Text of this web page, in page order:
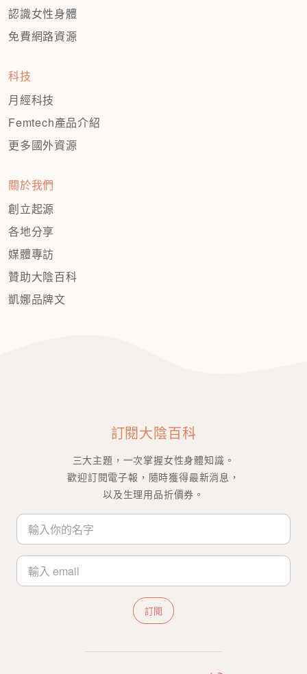
認識女性身體
免費網路資源
科技
月經科技
Femtech產品介紹
更多國外資源
關於我們
創立起源
各地分享
媒體專訪
贊助大陰百科
凱娜品牌文
訂閱大陰百科
三大主題，一次掌握女性身體知識。
歡迎訂閱電子報，隨時獲得最新消息，
以及生理用品折價券。
訂閱